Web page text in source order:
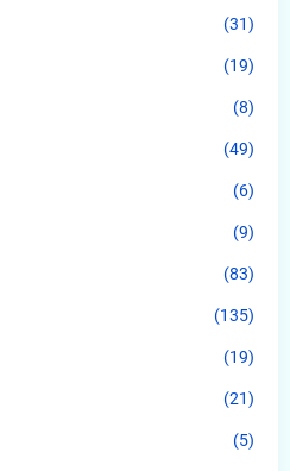
(31)
(19)
(8)
(49)
(6)
(9)
(83)
(135)
(19)
(21)
(5)